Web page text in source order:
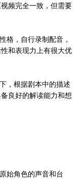
频完全一致，但需要
格，自行录制配音，
和表现力上有很大优
，根据剧本中的描述
良好的解读能力和想
始角色的声音和台